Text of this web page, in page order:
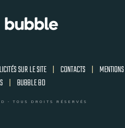
SUR LE SITE | CONTACTS | MENTIONS
| BUBBLE BD
- TOUS DROITS RÉSERVÉS